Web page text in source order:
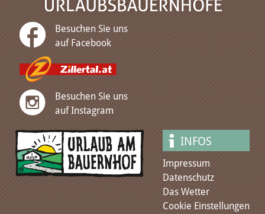
Besuchen Sie uns
auf Facebook
Besuchen Sie uns
auf Instagram
INFOS
Impressum
Datenschutz
Das Wetter
Cookie Einstellungen